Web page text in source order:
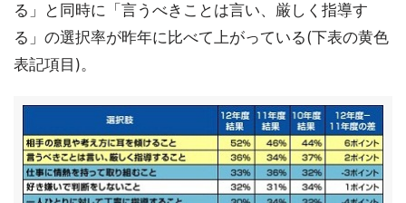
る」と同時に「言うべきことは言い、厳しく指導す
る」の選択率が昨年に比べて上がっている(下表の黄色
表記項目)。